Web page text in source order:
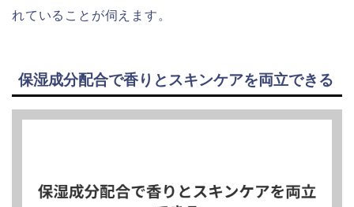
れていることが伺えます。
保湿成分配合で香りとスキンケアを両立できる